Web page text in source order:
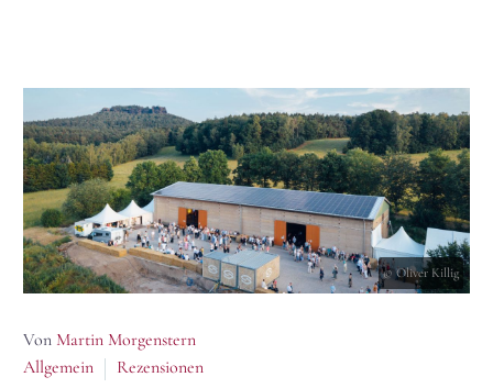
© Oliver Killig
Von Martin Morgenstern
Allgemein
Rezensionen